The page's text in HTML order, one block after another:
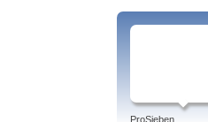
ProSieben